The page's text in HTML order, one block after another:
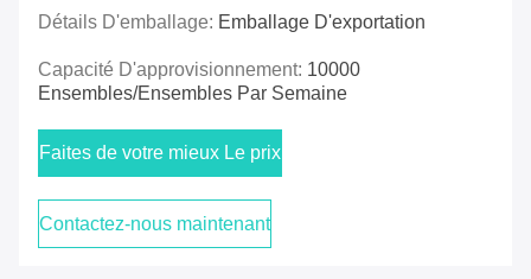
Détails D'emballage: Emballage D'exportation
Capacité D'approvisionnement: 10000
Ensembles/ensembles Par Semaine
Faites de votre mieux Le prix
Contactez-nous maintenant